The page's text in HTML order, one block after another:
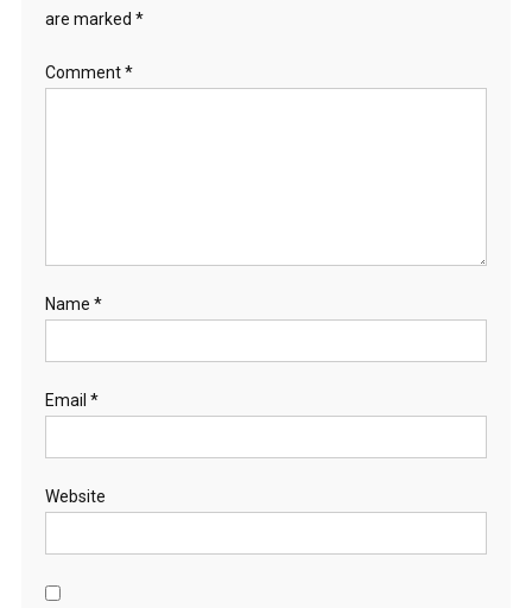
are marked *
Comment*
Name *
Email *
Website